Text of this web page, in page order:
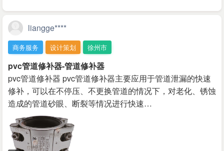
liangge****
商务服务 设计策划 徐州市
pvc管道修补器-管道修补器
pvc管道修补器 pvc管道修补器主要应用于管道泄漏的快速
修补，可以在不停压、不更换管道的情况下，对老化、锈蚀
造成的管道砂眼、断裂等情况进行快速…